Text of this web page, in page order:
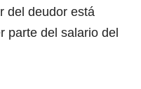
del deudor está
parte del salario del